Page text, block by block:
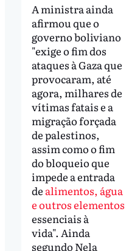
A ministra ainda
afirmou que o
governo boliviano
"exige o fim dos
ataques à Gaza que
provocaram, até
agora, milhares de
vítimas fatais e a
migração forçada
de palestinos,
assim como o fim
do bloqueio que
impede a entrada
de alimentos, água
e outros elementos
essenciais à
vida". Ainda
segundo Nela